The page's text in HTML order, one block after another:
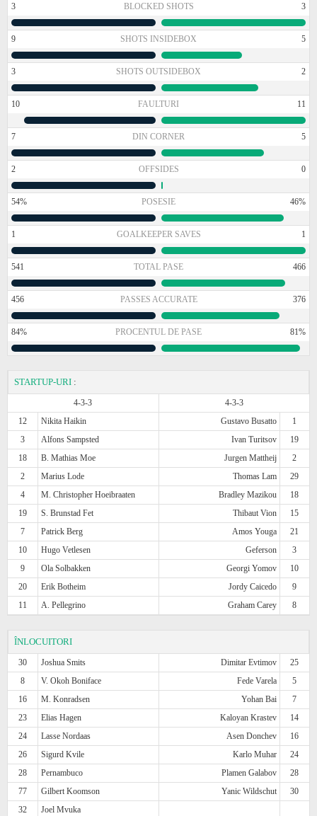
3 BLOCKED SHOTS 3
9 SHOTS INSIDEBOX 5
3 SHOTS OUTSIDEBOX 2
10 FAULTURI 11
7 DIN CORNER 5
2 OFFSIDES 0
54% POSESIE 46%
1 GOALKEEPER SAVES 1
541 TOTAL PASE 466
456 PASSES ACCURATE 376
84% PROCENTUL DE PASE 81%
STARTUP-URI :
4-3-3
4-3-3
12
Nikita Haikin Gustavo Busatto
1
3
Alfons Sampsted Ivan Turitsov
19
18
B. Mathias Moe Jurgen Mattheij
2
2
Marius Lode Thomas Lam
29
4
M. Christopher Hoeibraaten Bradley Mazikou
18
19
S. Brunstad Fet Thibaut Vion
15
7
Patrick Berg Amos Youga
21
10
Hugo Vetlesen Geferson
3
9
Ola Solbakken Georgi Yomov
10
20
Erik Botheim Jordy Caicedo
9
11
A. Pellegrino Graham Carey 8
ÎNLOCUITORI
30 Joshua Smits Dimitar Evtimov
25
8
V. Okoh Boniface Fede Varela
5
16
M. Konradsen Yohan Bai
7
23
Elias Hagen Kaloyan Krastev
14
24
Lasse Nordaas Asen Donchev
16
26
Sigurd Kvile Karlo Muhar
24
28
Pernambuco Plamen Galabov
28
77
Gilbert Koomson Yanic Wildschut
30
32
Joel Mvuka